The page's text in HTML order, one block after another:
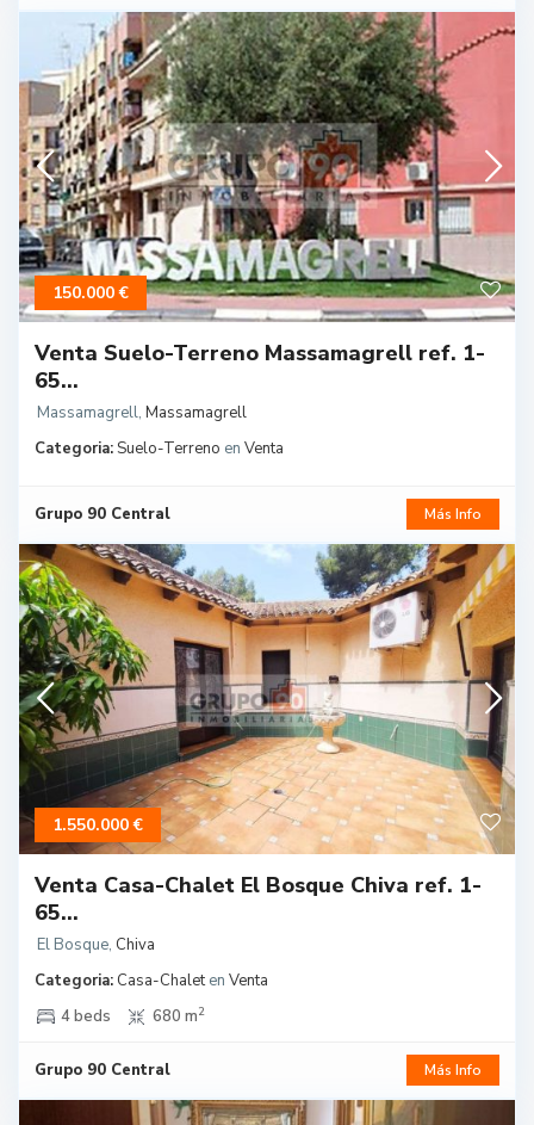
150.000 €
Venta Suelo-Terreno Massamagrell ref. 1-
65...
Massamagrell, Massamagrell
Categoria:Suelo-Terreno en Venta
Grupo 90 Central Más Info
1.550.000 €
Venta Casa-Chalet El Bosque Chiva ref. 1-
65...
El Bosque, Chiva
Categoria: Casa-Chaleten Venta
4 beds
680 m2
Grupo 90 Central Más Info